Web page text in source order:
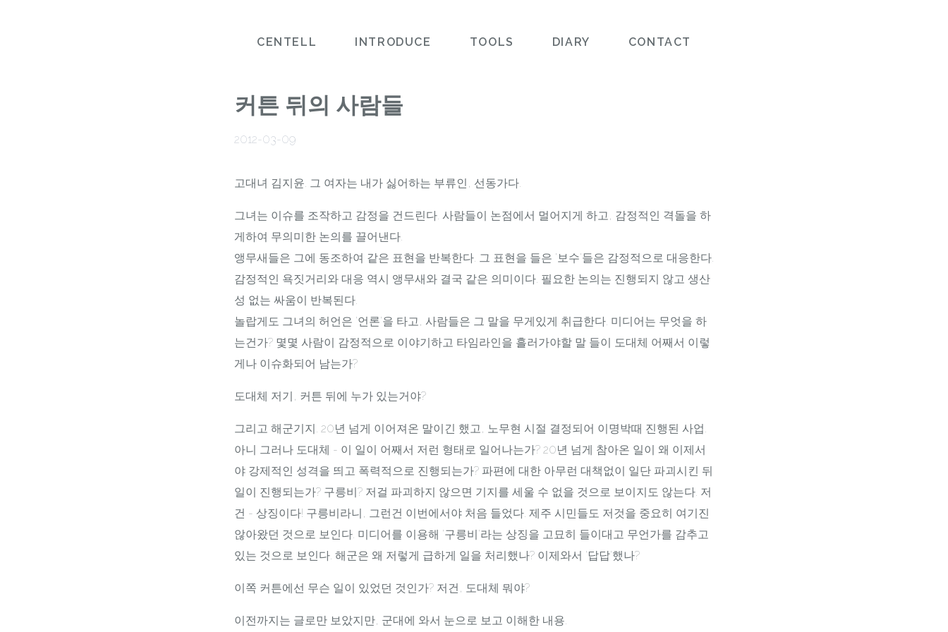
CENTELL INTRODUCE TOOLS DIARY CONTACT
커튼 뒤의 사람들
2012-03-09
고대녀 김지윤. 그 여자는 내가 싫어하는 부류인, 선동가다.
그녀는 이슈를 조작하고 감정을 건드린다. 사람들이 논점에서 멀어지게 하고, 감정적인 격돌을 하
게하여 무의미한 논의를 끌어낸다.
앵무새들은 그에 동조하여 같은 표현을 반복한다. 그 표현을 들은 '보수'들은 감정적으로 대응한다.
감정적인 욕짓거리와 대응 역시 앵무새와 결국 같은 의미이다. 필요한 논의는 진행되지 않고 생산
성 없는 싸움이 반복된다.
놀랍게도 그녀의 허언은 '언론'을 타고, 사람들은 그 말을 무게있게 취급한다. 미디어는 무엇을 하
는건가? 몇몇 사람이 감정적으로 이야기하고 타임라인을 흘러가야할 말 들이 도대체 어째서 이렇
게나 이슈화되어 남는가?
도대체 저기, 커튼 뒤에 누가 있는거야?
그리고 해군기지. 20년 넘게 이어져온 말이긴 했고, 노무현 시절 결정되어 이명박때 진행된 사업.
아니 그러나 도대체 - 이 일이 어째서 저런 형태로 일어나는가? 20년 넘게 참아온 일이 왜 이제서
야 강제적인 성격을 띄고 폭력적으로 진행되는가? 파편에 대한 아무런 대책없이 일단 파괴시킨 뒤
일이 진행되는가? 구릉비? 저걸 파괴하지 않으면 기지를 세울 수 없을 것으로 보이지도 않는다. 저
건 - 상징이다! 구릉비라니, 그런건 이번에서야 처음 들었다. 제주 시민들도 저것을 중요히 여기진
않아왔던 것으로 보인다. 미디어를 이용해 '구릉비'라는 상징을 고묘히 들이대고 무언가를 감추고
있는 것으로 보인다. 해군은 왜 저렇게 급하게 일을 처리했나? 이제와서 '답답'했나?
이쪽 커튼에선 무슨 일이 있었던 것인가? 저건, 도대체 뭐야?
이전까지는 글로만 보았지만, 군대에 와서 눈으로 보고 이해한 내용.